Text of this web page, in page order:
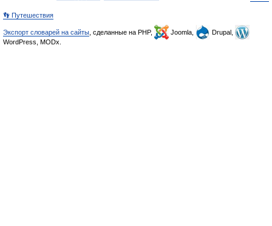
👣 Путешествия
Экспорт словарей на сайты , сделанные на PHP, Joomla,
Drupal,
WordPress, MODx.